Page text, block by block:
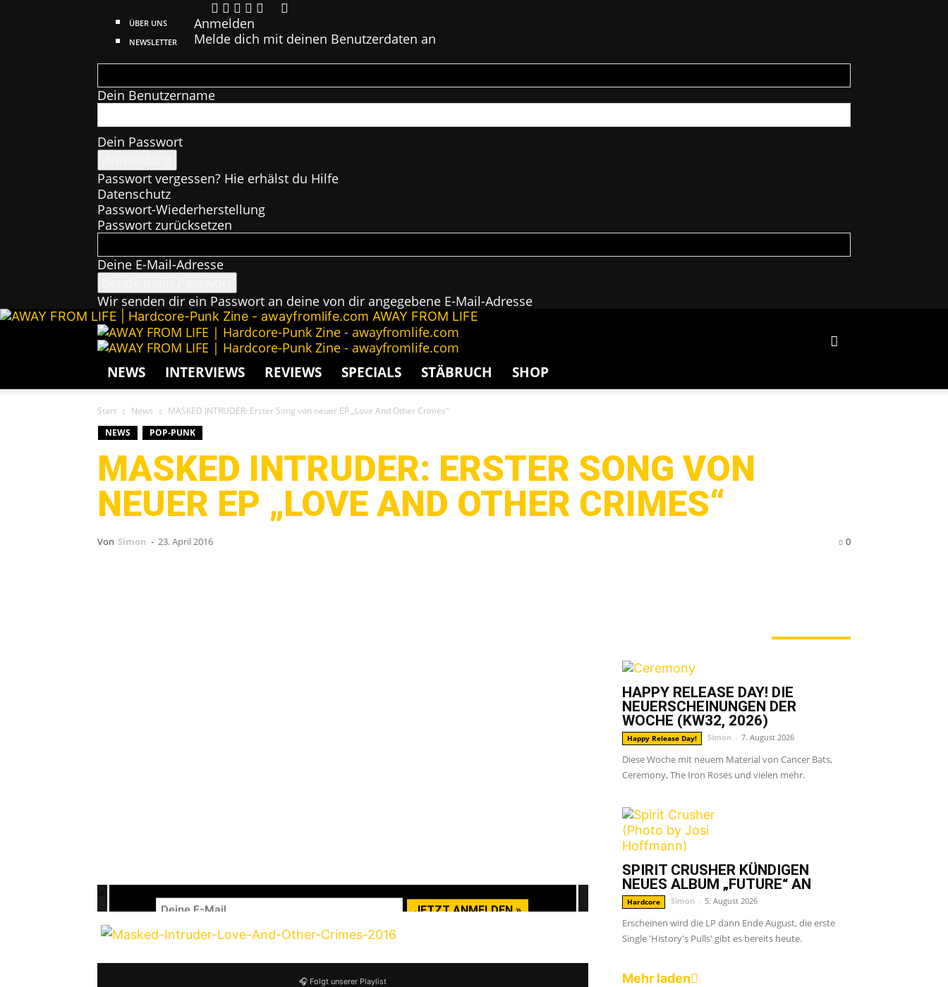
ÜBER UNS
NEWSLETTER
Anmelden
Melde dich mit deinen Benutzerdaten an
Dein Benutzername
Dein Passwort
Passwort vergessen? Hie erhälst du Hilfe
Datenschutz
Passwort-Wiederherstellung
Passwort zurücksetzen
Deine E-Mail-Adresse
Wir senden dir ein Passwort an deine von dir angegebene E-Mail-Adresse
AWAY FROM LIFE
NEWS INTERVIEWS REVIEWS SPECIALS STÄBRUCH SHOP
Start News
MASKED INTRUDER: Erster Song von neuer EP „Love And Other Crimes“
NEWS
POP-PUNK
MASKED INTRUDER: ERSTER SONG VON
NEUER EP „LOVE AND OTHER CRIMES“
Von Simon - 23. April 2016 0
🎧 Folgt unserer Playlist
HAPPY RELEASE DAY! DIE
NEUERSCHEINUNGEN DER
WOCHE (KW32, 2026)
Happy Release Day! Simon - 7. August 2026
Diese Woche mit neuem Material von Cancer Bats,
Ceremony, The Iron Roses und vielen mehr.
SPIRIT CRUSHER KÜNDIGEN
NEUES ALBUM „FUTURE“ AN
Hardcore Simon - 5. August 2026
Erscheinen wird die LP dann Ende August, die erste
Single 'History's Pulls' gibt es bereits heute.
Mehr laden